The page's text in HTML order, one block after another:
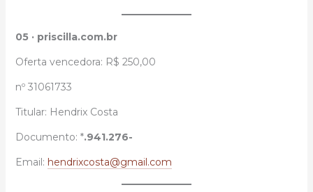
05 · priscilla.com.br
Oferta vencedora: R$ 250,00
nº 31061733
Titular: Hendrix Costa
Documento: *.941.276-
Email: hendrixcosta@gmail.com